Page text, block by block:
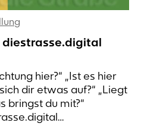
diestrasse.digital
hier?“ „Ist es hier
dir etwas auf?“ „Liegt
bringst du mit?“